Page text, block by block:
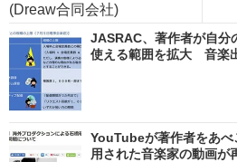
(Dreaw合同会社)
JASRAC、著作者が自分
使える範囲を拡大 音楽
YouTubeが著作者をあ
用された音楽家の動画が